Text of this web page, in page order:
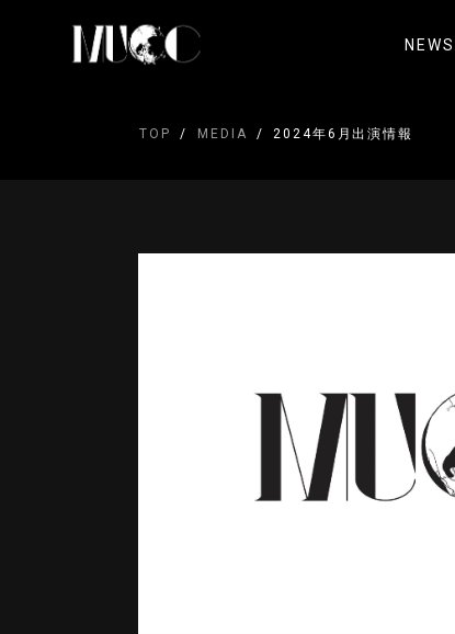
NEWS
TOP MEDIA 2024年6月出演情報